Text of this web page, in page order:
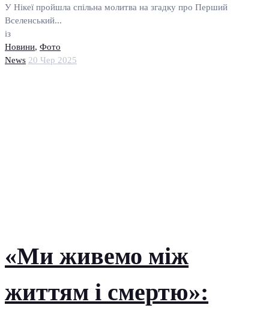
У Нікеї пройшла спільна молитва на згадку про Перший
Вселенський...
із
Новини, Фото
News 20 Чер 2025
«Ми живемо між
життям і смертю»: